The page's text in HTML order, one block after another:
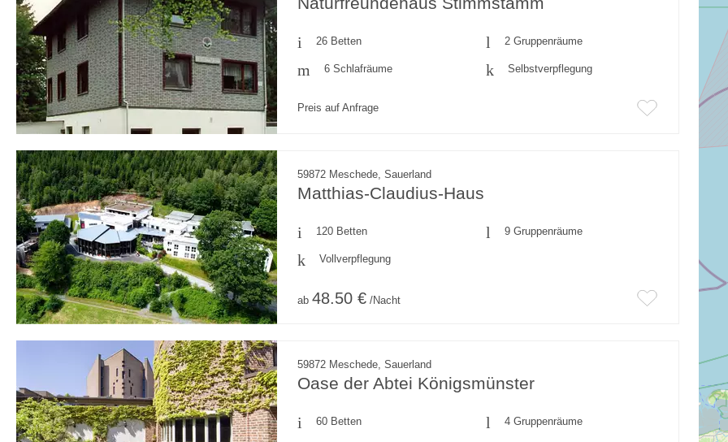
26 Betten 2 Gruppenräume
6 Schlafräume Selbstverpflegung
Preis auf Anfrage
59872 Meschede, Sauerland
Matthias-Claudius-Haus
120 Betten 9 Gruppenräume
Vollverpflegung
ab 48.50 € /Nacht
59872 Meschede, Sauerland
Oase der Abtei Königsmünster
60 Betten 4 Gruppenräume